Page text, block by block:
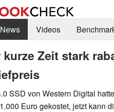
News Videos
kurze Zeit stark
SSD von Western Digital
Euro gekostet, jetzt kann